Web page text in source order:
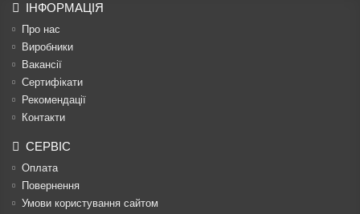
ІНФОРМАЦІЯ
Про нас
Виробники
Вакансії
Сертифікати
Рекомендації
Контакти
СЕРВІС
Оплата
Повернення
Умови користування сайтом